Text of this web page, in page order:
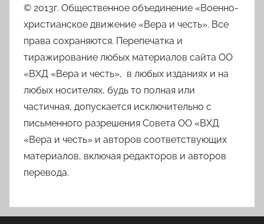
© 2013г. Общественное объединение «Военно-
христианское движение «Вера и честь». Все
права сохраняются. Перепечатка и
тиражирование любых материалов сайта ОО
«ВХД «Вера и честь», в любых изданиях и на
любых носителях, будь то полная или
частичная, допускается исключительно с
письменного разрешения Совета ОО «ВХД
«Вера и честь» и авторов соответствующих
материалов, включая редакторов и авторов
перевода.